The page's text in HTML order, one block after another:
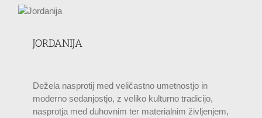
JORDANIJA
Dežela nasprotij med veličastno umetnostjo in
moderno sedanjostjo, z veliko kulturno tradicijo,
nasprotja med duhovnim ter materialnim življenjem,